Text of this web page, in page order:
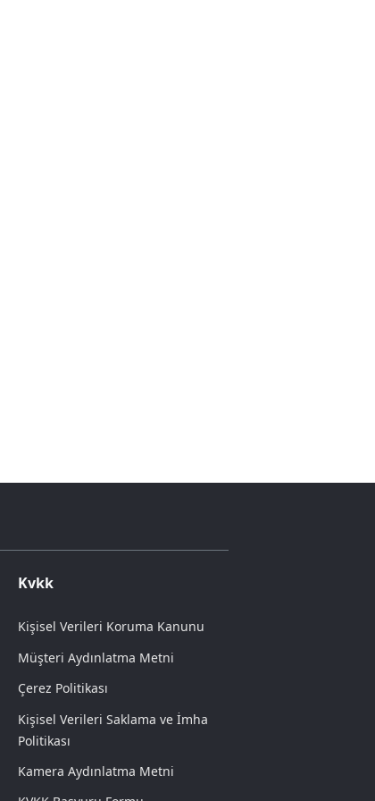
Kvkk
Kişisel Verileri Koruma Kanunu
Müşteri Aydınlatma Metni
Çerez Politikası
Kişisel Verileri Saklama ve İmha
Politikası
Kamera Aydınlatma Metni